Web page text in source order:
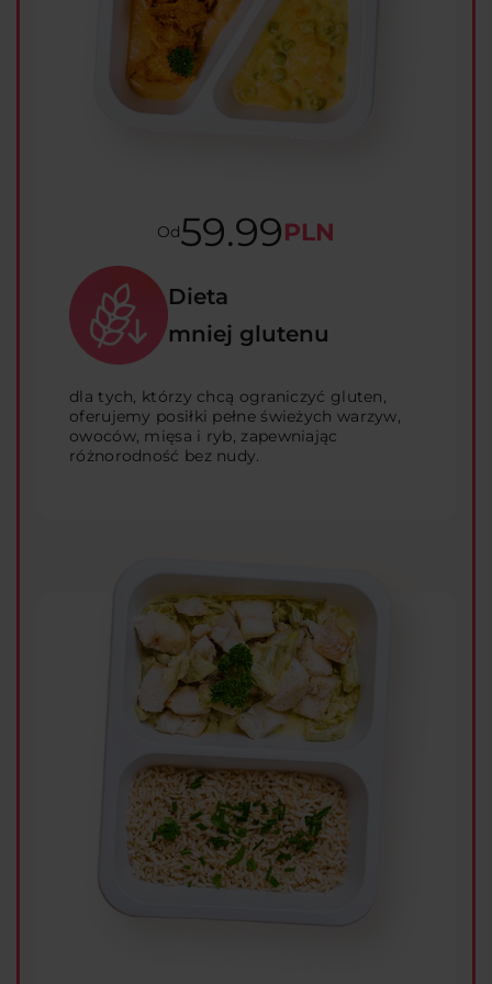
Od59.99PLN
Dieta
mniej glutenu
dla tych, którzy chcą ograniczyć gluten,
oferujemy posiłki pełne świeżych warzyw,
owoców, mięsa i ryb, zapewniając
różnorodność bez nudy.